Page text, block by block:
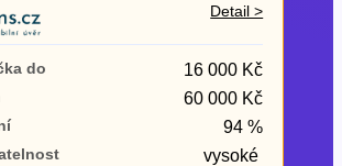
zdarma
Detail >
do 16 000 Kč
60 000 Kč
94 %
vysoké